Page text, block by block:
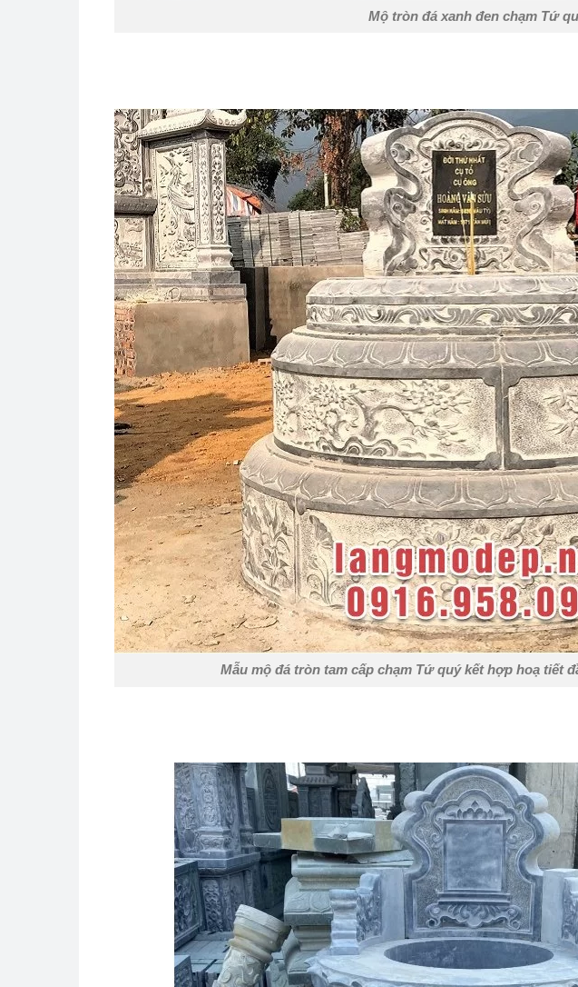
Mộ tròn đá xanh đen chạm Tứ
Mẫu mộ đá tròn tam cấp chạm Tứ quý kết hợp hoạ tiết